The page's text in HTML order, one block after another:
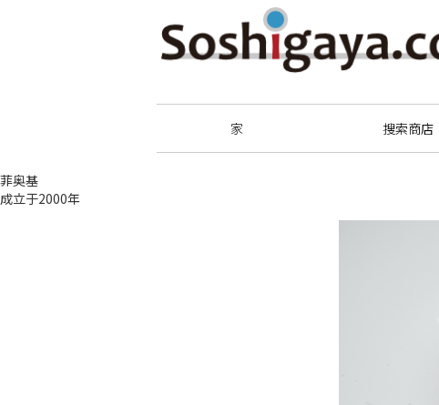
家 搜索商店
菲奥基
成立于2000年